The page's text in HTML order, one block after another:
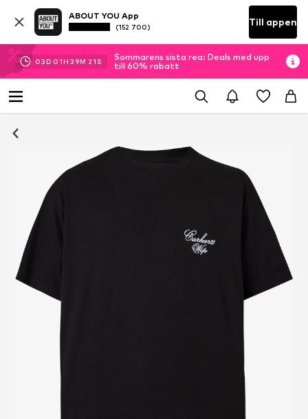
ABOUT YOU App
(152 700) Till appen
03D 01H 39M 20S
Sommarens sista rea: Deals med upp
till 60% rabatt